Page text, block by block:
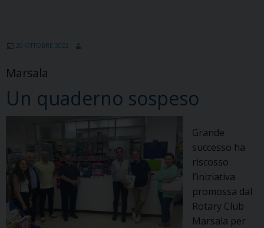
20 OTTOBRE 2022
Marsala
Un quaderno sospeso
Grande
successo ha
riscosso
l’iniziativa
promossa dal
Rotary Club
Marsala per